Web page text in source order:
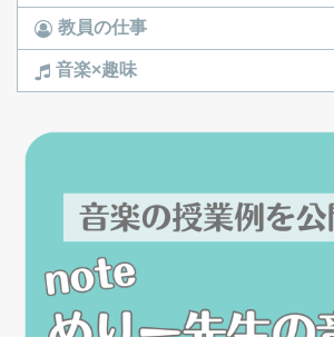
教員の仕事
音楽×趣味